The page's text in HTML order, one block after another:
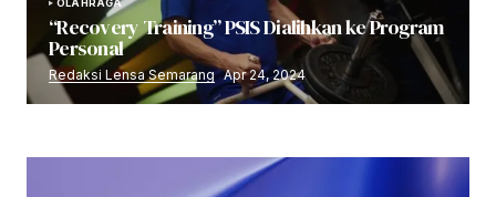
OLAHRAGA
“Recovery Training” PSIS Dialihkan ke Program
Personal
Redaksi Lensa Semarang Apr 24, 2024